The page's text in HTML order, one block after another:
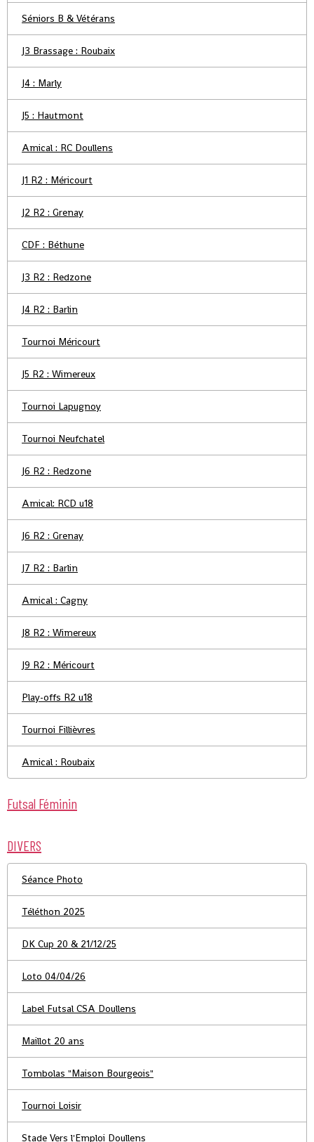
Séniors B & Vétérans
J3 Brassage : Roubaix
J4 : Marly
J5 : Hautmont
Amical : RC Doullens
J1 R2 : Méricourt
J2 R2 : Grenay
CDF : Béthune
J3 R2 : Redzone
J4 R2 : Barlin
Tournoi Méricourt
J5 R2 : Wimereux
Tournoi Lapugnoy
Tournoi Neufchatel
J6 R2 : Redzone
Amical: RCD u18
J6 R2 : Grenay
J7 R2 : Barlin
Amical : Cagny
J8 R2 : Wimereux
J9 R2 : Méricourt
Play-offs R2 u18
Tournoi Fillièvres
Amical : Roubaix
Futsal Féminin
DIVERS
Séance Photo
Téléthon 2025
DK Cup 20 & 21/12/25
Loto 04/04/26
Label Futsal CSA Doullens
Maillot 20 ans
Tombolas "Maison Bourgeois"
Tournoi Loisir
Stade Vers l'Emploi Doullens